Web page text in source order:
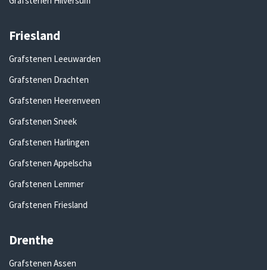
Friesland
Grafstenen Leeuwarden
Grafstenen Drachten
Grafstenen Heerenveen
Grafstenen Sneek
Grafstenen Harlingen
Grafstenen Appelscha
Grafstenen Lemmer
Grafstenen Friesland
Drenthe
Grafstenen Assen